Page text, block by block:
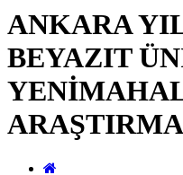
ANKARA
BEYAZIT